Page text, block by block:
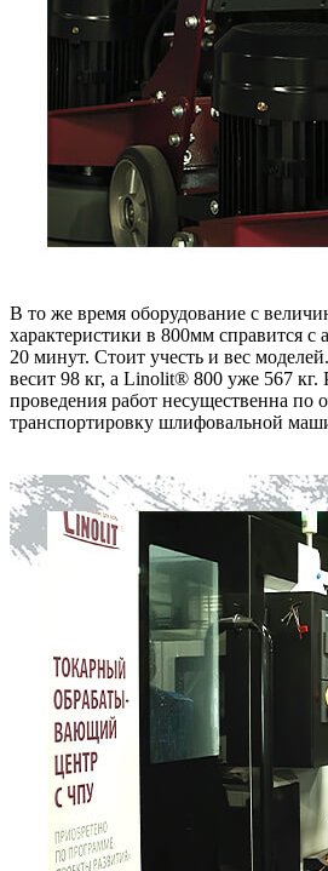
В то же время оборудование с
характеристики в 800мм справится с
20 минут. Стоит учесть и вес
весит 98 кг, а Linolit® 800 уже 567 кг.
проведения работ несущественна по
транспортировку шлифовальной